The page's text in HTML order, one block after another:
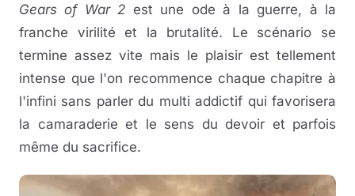
Gears of War 2 est une ode à la guerre, à la
franche virilité et la brutalité. Le scénario se
termine assez vite mais le plaisir est tellement
intense que l'on recommence chaque chapitre à
l'infini sans parler du multi addictif qui favorisera
la camaraderie et le sens du devoir et parfois
même du sacrifice.